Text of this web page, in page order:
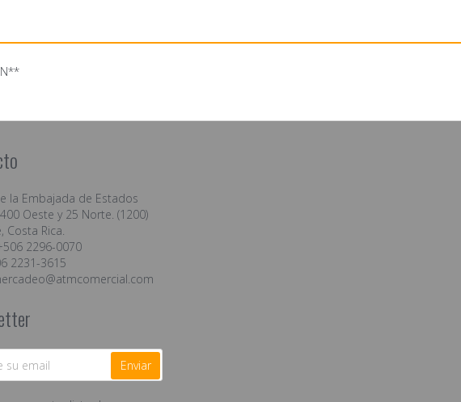
la Embajada de Estados
Oeste y 25 Norte. (1200)
Costa Rica.
2296-0070
2231-3615
Enviar